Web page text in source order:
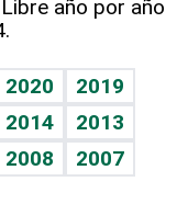
año por año
2020
2019
2014
2013
2008
2007